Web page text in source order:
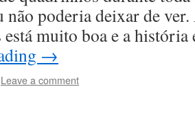
não poderia deixar de
está muito boa e a
→
Leave a comment